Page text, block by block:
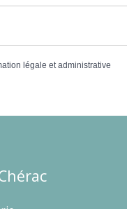
légale et administrative